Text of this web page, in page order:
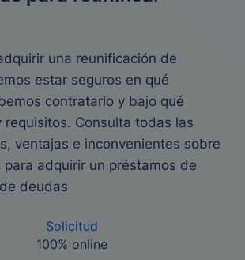
una reunificación de
estar seguros en qué
contratarlo y bajo qué
requisitos. Consulta todas las
ventajas e inconvenientes sobre
adquirir un préstamos de
deudas
Solicitud
100% online